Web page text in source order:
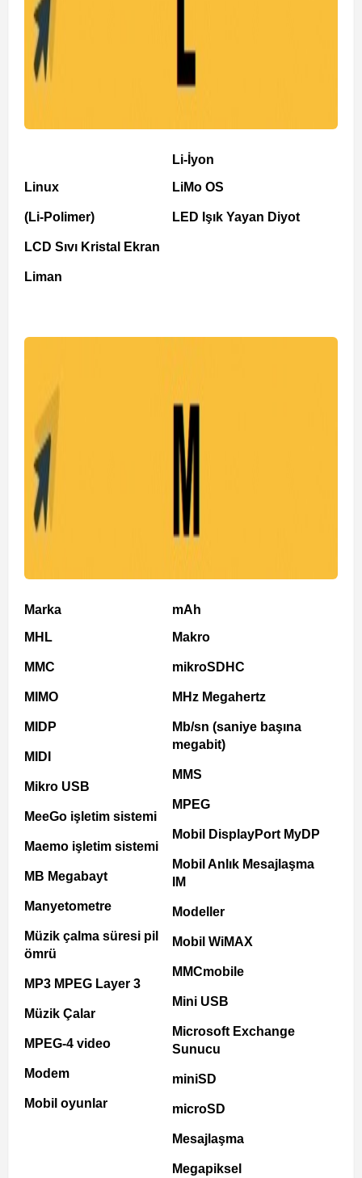
Linux
(Li-Polimer)
LCD Sıvı Kristal Ekran
Liman
Li-İyon
LiMo OS
LED Işık Yayan Diyot
Marka
MHL
MMC
MIMO
MIDP
MIDI
Mikro USB
MeeGo işletim sistemi
Maemo işletim sistemi
MB Megabayt
Manyetometre
Müzik çalma süresi pil
ömrü
MP3 MPEG Layer 3
Müzik Çalar
MPEG-4 video
Modem
Mobil oyunlar
mAh
Makro
mikroSDHC
MHz Megahertz
Mb/sn (saniye başına
megabit)
MMS
MPEG
Mobil DisplayPort MyDP
Mobil Anlık Mesajlaşma
IM
Modeller
Mobil WiMAX
MMCmobile
Mini USB
Microsoft Exchange
Sunucu
miniSD
microSD
Mesajlaşma
Megapiksel